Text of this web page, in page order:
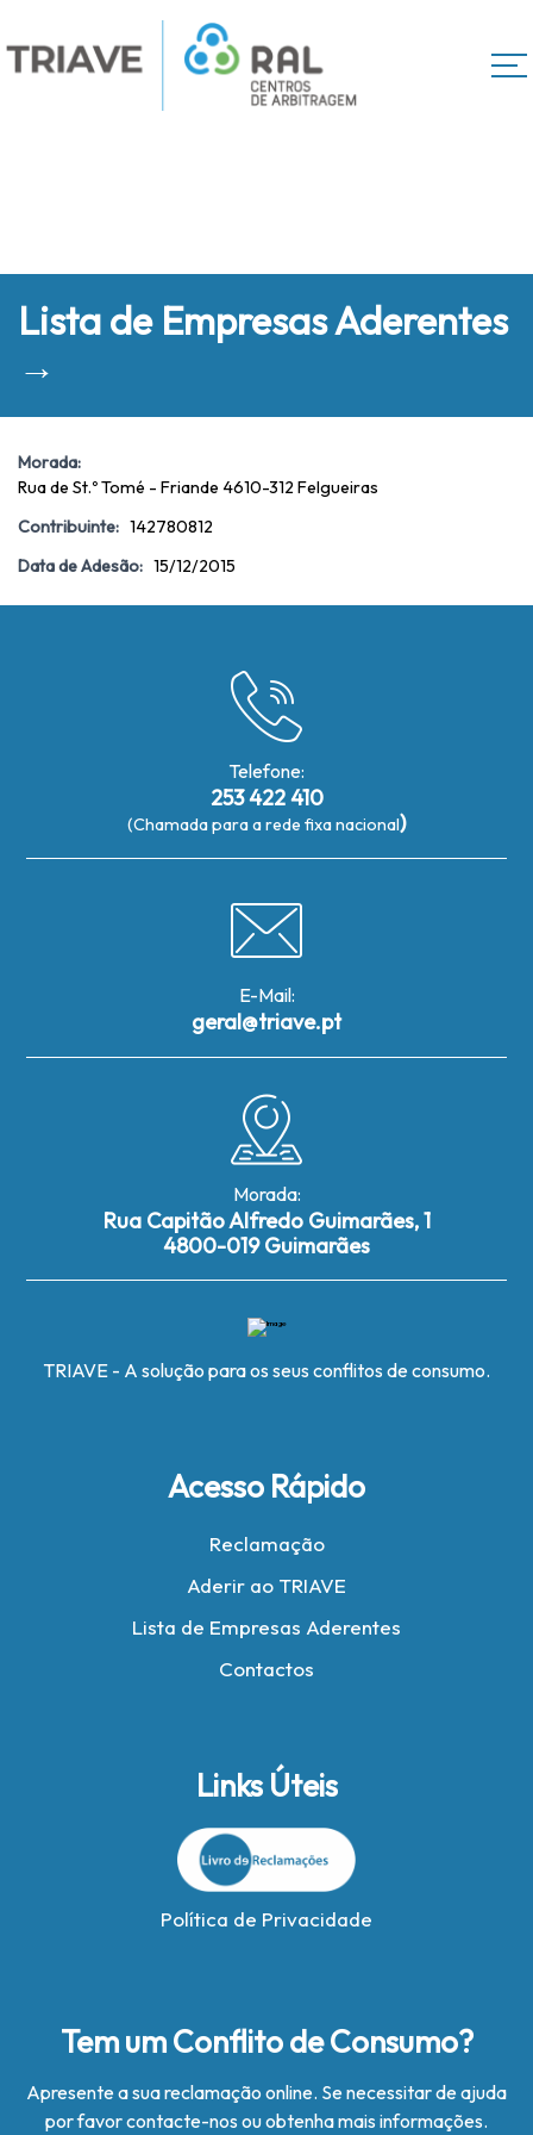
Lista de Empresas Aderentes
→
Morada:
Rua de St.º Tomé - Friande 4610-312 Felgueiras
Contribuinte: 142780812
Data de Adesão: 15/12/2015
Telefone:
253 422 410
(Chamada para a rede fixa nacional)
E-Mail:
geral@triave.pt
Morada:
Rua Capitão Alfredo Guimarães, 1
4800-019 Guimarães
TRIAVE - A solução para os seus conflitos de consumo.
Acesso Rápido
Reclamação
Aderir ao TRIAVE
Lista de Empresas Aderentes
Contactos
Links Úteis
Política de Privacidade
Tem um Conflito de Consumo?
Apresente a sua reclamação online. Se necessitar de ajuda
por favor contacte-nos ou obtenha mais informações.